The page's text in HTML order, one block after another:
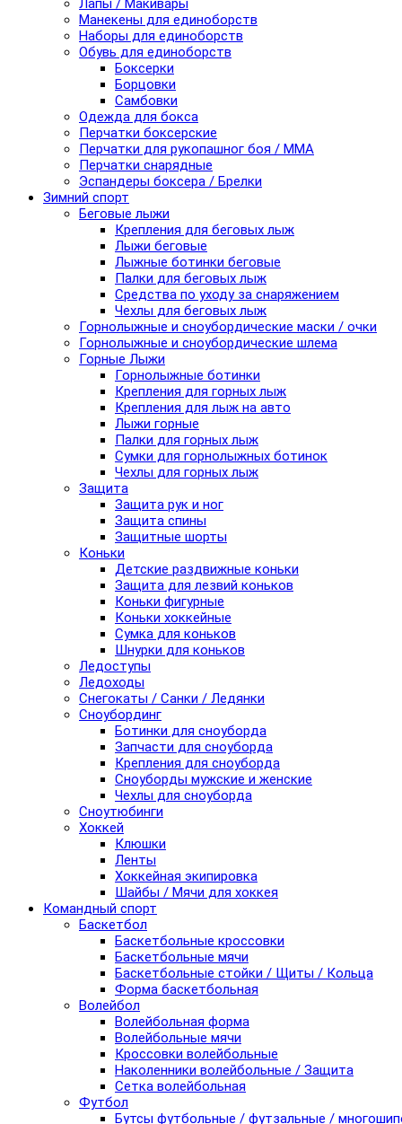
Лапы / Макивары
Манекены для единоборств
Наборы для единоборств
Обувь для единоборств
Боксерки
Борцовки
Самбовки
Одежда для бокса
Перчатки боксерские
Перчатки для рукопашног боя / ММА
Перчатки снарядные
Эспандеры боксера / Брелки
Зимний спорт
Беговые лыжи
Крепления для беговых лыж
Лыжи беговые
Лыжные ботинки беговые
Палки для беговых лыж
Средства по уходу за снаряжением
Чехлы для беговых лыж
Горнолыжные и сноубордические маски / очки
Горнолыжные и сноубордические шлема
Горные Лыжи
Горнолыжные ботинки
Крепления для горных лыж
Крепления для лыж на авто
Лыжи горные
Палки для горных лыж
Сумки для горнолыжных ботинок
Чехлы для горных лыж
Защита
Защита рук и ног
Защита спины
Защитные шорты
Коньки
Детские раздвижные коньки
Защита для лезвий коньков
Коньки фигурные
Коньки хоккейные
Сумка для коньков
Шнурки для коньков
Ледоступы
Ледоходы
Снегокаты / Санки / Ледянки
Сноубординг
Ботинки для сноуборда
Запчасти для сноуборда
Крепления для сноуборда
Сноуборды мужские и женские
Чехлы для сноуборда
Сноутюбинги
Хоккей
Клюшки
Ленты
Хоккейная экипировка
Шайбы / Мячи для хоккея
Командный спорт
Баскетбол
Баскетбольные кроссовки
Баскетбольные мячи
Баскетбольные стойки / Щиты / Кольца
Форма баскетбольная
Волейбол
Волейбольная форма
Волейбольные мячи
Кроссовки волейбольные
Наколенники волейбольные / Защита
Сетка волейбольная
Футбол
Бутсы футбольные / футзальные /